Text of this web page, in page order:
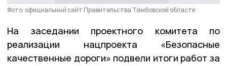
Фото: официальный сайт Правительства Тамбовской области
На заседании проектного комитета по
реализации нацпроекта «Безопасные
качественные дороги» подвели итоги работ за